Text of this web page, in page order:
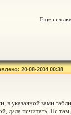
Еще
20-08-2004 00:38
в указанной вами
дала почитать. Но